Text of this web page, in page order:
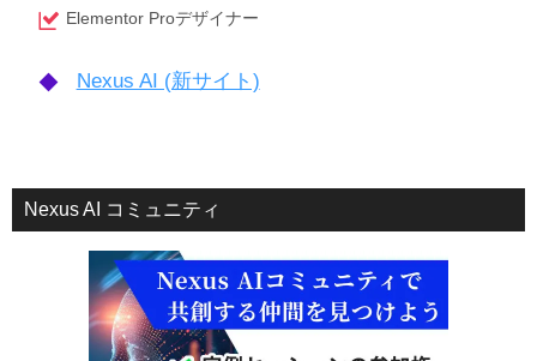
Elementor Proデザイナー
Nexus AI (新サイト)
Nexus AI コミュニティ